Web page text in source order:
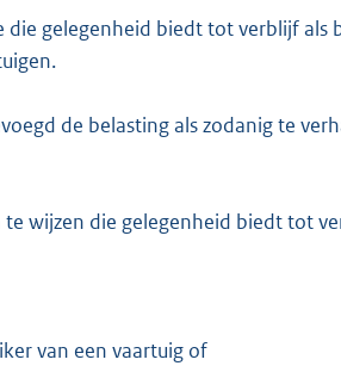
die gelegenheid biedt tot verblijf
de belasting als zodanig te
te wijzen die gelegenheid biedt tot
van een vaartuig of